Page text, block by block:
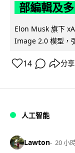
部編輯及
Elon Musk 旗下
Image 2.0 模型，
14 分享
人工智能
Lawton 20 小